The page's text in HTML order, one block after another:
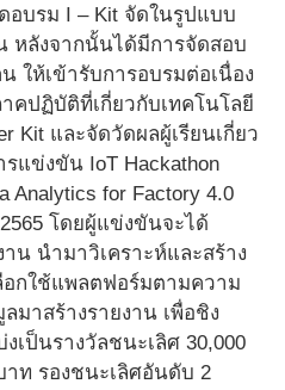
อบรม I – Kit จัดในรูปแบบ
หลังจากนั้นได้มีการจัดสอบ
ให้เข้ารับการอบรมต่อเนื่อง
คปฏิบัติที่เกี่ยวกับเทคโนโลยี
Kit และจัดวัดผลผู้เรียนเกี่ยว
แข่งขัน IoT Hackathon
Analytics for Factory 4.0
โดยผู้แข่งขันจะได้
น นำมาวิเคราะห์และสร้าง
อกใช้แพลตฟอร์มตามความ
มาสร้างรายงาน เพื่อชิง
เป็นรางวัลชนะเลิศ 30,000
าท รองชนะเลิศอันดับ 2